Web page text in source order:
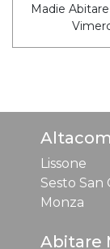
Madie
Altacom
Lissone
Sesto San
Monza